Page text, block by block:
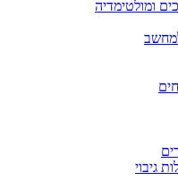
ומולטימדיה
גיבוי